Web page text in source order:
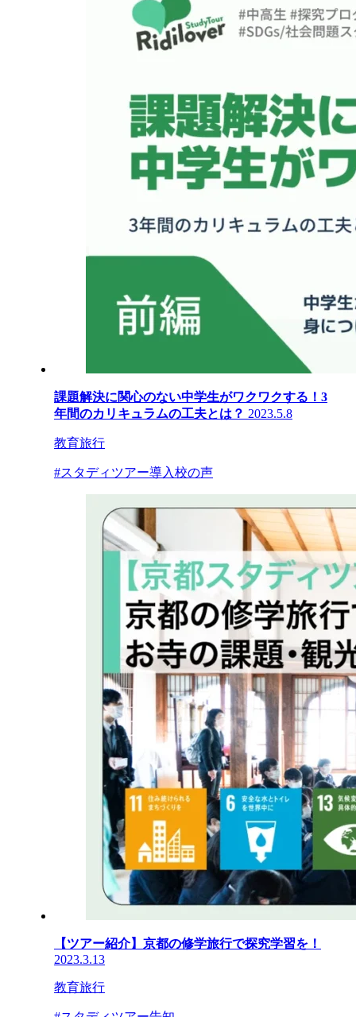
課題解決に関心のない中学生がワクワクする！3
年間のカリキュラムの工夫とは？ 2023.5.8
教育旅行
#スタディツアー導入校の声
【ツアー紹介】京都の修学旅行で探究学習を！
2023.3.13
教育旅行